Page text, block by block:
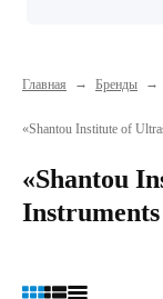
Главная → Бренды →
«Shantou Institute of
«Shantou